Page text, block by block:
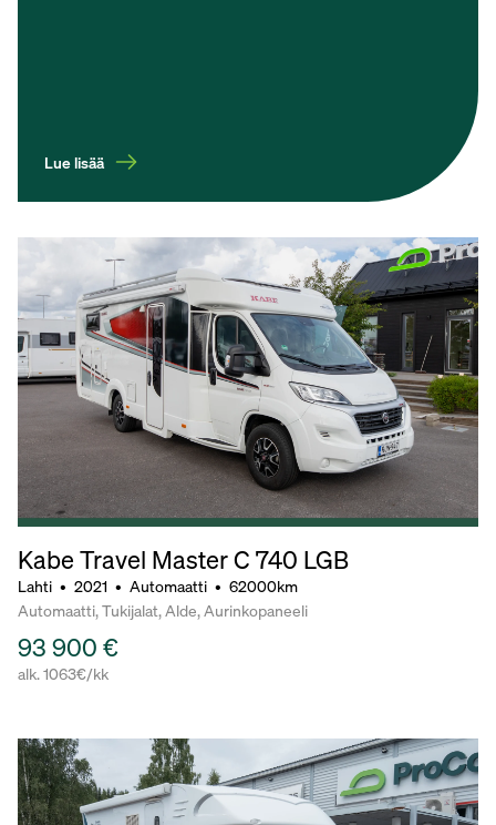
Lue lisää
Kabe Travel Master C 740 LGB
Lahti • 2021 • Automaatti • 62000km
Automaatti, Tukijalat, Alde, Aurinkopaneeli
93 900 €
alk. 1063€/kk